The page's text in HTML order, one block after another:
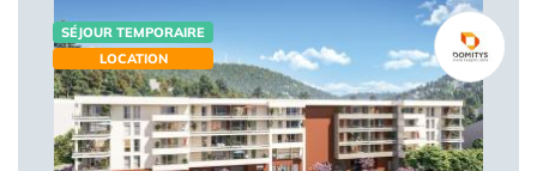
SÉJOUR TEMPORAIRE
LOCATION